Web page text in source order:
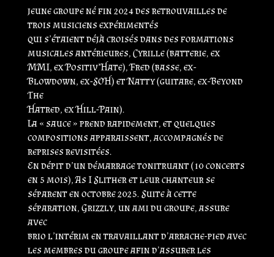
jeune groupe né fin 2024 des retrouvailles de
trois musiciens expérimentés
qui s’étaient déjà croisés dans des formations
musicales antérieures, Cyrille (batterie, ex
MMI, ex Positiv’Hate), Fred (basse, ex-
Blowdown, ex-SOH) et Natty (guitare, ex-Beyond
The
Hatred, ex Hill-Pain).
La « sauce » prend rapidement, et quelques
compositions apparaissent, accompagnés de
reprises revisitées.
En dépit d’un démarrage tonitruant (10 concerts
en 5 mois), As I Slither et leur chanteur se
séparent en octobre 2025. Suite à cette
séparation, Grizzly, un ami du groupe, assure
avec
brio l’intérim en travaillant d’arrache-pied avec
les membres du groupe afin d’assurer les